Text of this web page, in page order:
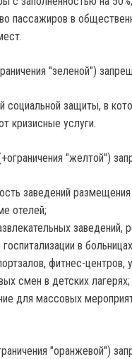
пассажиров в
"зеленой")
социальной защиты, в
кризисные услуги.
"желтой")
заведений
отелей;
заведений,
в
фитнес-центров,
смен в детских лагерях;
для массовых
"оранжевой")